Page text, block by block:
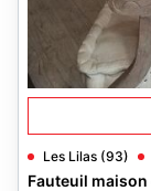
Les Lilas (93)
Fauteuil